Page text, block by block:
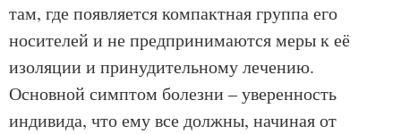
там, где появляется компактная группа его
носителей и не предпринимаются меры к её
изоляции и принудительному лечению.
Основной симптом болезни – уверенность
индивида, что ему все должны, начиная от